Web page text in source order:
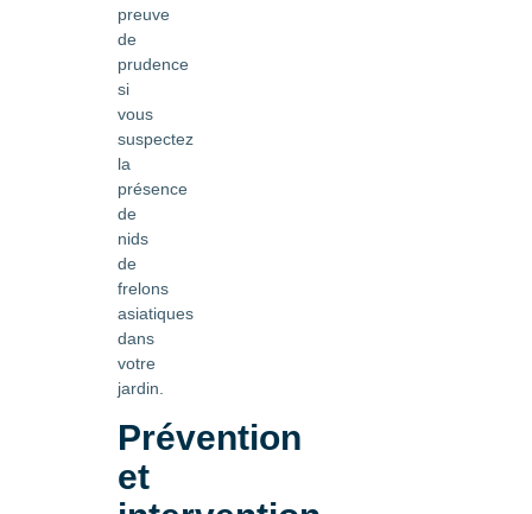
preuve
de
prudence
si
vous
suspectez
la
présence
de
nids
de
frelons
asiatiques
dans
votre
jardin.
Prévention
et